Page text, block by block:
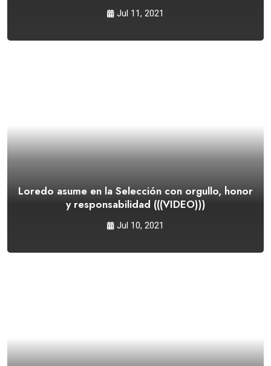
Jul 11, 2021
Loredo asume en la Selección con orgullo, honor
y responsabilidad (((VIDEO)))
Jul 10, 2021